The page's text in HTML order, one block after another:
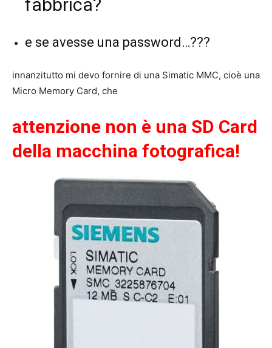
fabbrica?
e se avesse una password…???
innanzitutto mi devo fornire di una Simatic MMC, cioè una
Micro Memory Card, che
attenzione non è una SD Card
della macchina fotografica!